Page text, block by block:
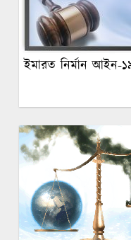
ইমারত নির্মান আইন-